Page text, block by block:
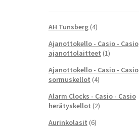
AH Tunsberg (4)
Ajanottokello - Casio - Casio
ajanottolaitteet (1)
Ajanottokello - Casio - Casio
sormuskellot (4)
Alarm Clocks - Casio - Casio
herätyskellot (2)
Aurinkolasit (6)